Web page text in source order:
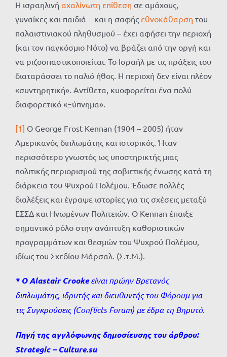
Η ισραηλινή αχαλίνωτη επίθεση σε αμάχους,
γυναίκες και παιδιά – και η σαφής εθνοκάθαρση του
παλαιστινιακού πληθυσμού – έχει αφήσει την περιοχή
(και τον παγκόσμιο Νότο) να βράζει από την οργή και
να ριζοσπαστικοποιείται. Το Ισραήλ με τις πράξεις του
διαταράσσει το παλιό ήθος. Η περιοχή δεν είναι πλέον
«συντηρητική». Αντίθετα, κυοφορείται ένα πολύ
διαφορετικό «Ξύπνημα».
[1] Ο George Frost Kennan (1904 – 2005) ήταν
Αμερικανός διπλωμάτης και ιστορικός. Ήταν
περισσότερο γνωστός ως υποστηρικτής μιας
πολιτικής περιορισμού της σοβιετικής ένωσης κατά τη
διάρκεια του Ψυχρού Πολέμου. Έδωσε πολλές
διαλέξεις και έγραψε ιστορίες για τις σχέσεις μεταξύ
ΕΣΣΔ και Ηνωμένων Πολιτειών. Ο Kennan έπαιξε
σημαντικό ρόλο στην ανάπτυξη καθοριστικών
προγραμμάτων και θεσμών του Ψυχρού Πολέμου,
ιδίως του Σχεδίου Μάρσαλ. (Σ.τ.Μ.).
* Ο Alastair Crookeείναι πρώην Βρετανός
διπλωμάτης, ιδρυτής και διευθυντής του Φόρουμ για
τις Συγκρούσεις (Conflicts Forum) με έδρα τη Βηρυτό.
Πηγή της αγγλόφωνης δημοσίευσης του άρθρου:
Strategic – Culture.su